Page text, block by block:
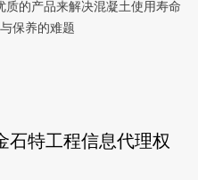
石特工程信息代理权